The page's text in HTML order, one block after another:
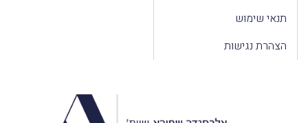
תנאי שימוש
הצהרת נגישות